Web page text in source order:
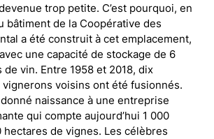
trop petite. C’est pourquoi, en
bâtiment de la Coopérative des
a été construit à cet emplacement,
une capacité de stockage de 6
vin. Entre 1958 et 2018, dix
voisins ont été fusionnés.
naissance à une entreprise
qui compte aujourd’hui 1 000
hectares de vignes. Les célèbres